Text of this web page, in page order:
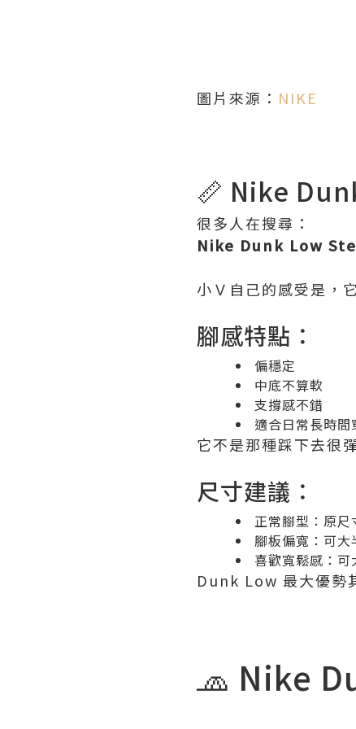
圖片來源： NIKE
📏 Nike
很多人在搜尋：
Nike Dunk Low
小Ｖ自己的感受是，
腳感特點：
偏穩定
中底不算軟
支撐感不錯
適合日常長時間
它不是那種踩下去很
尺寸建議：
正常腳型：原尺
腳板偏寬：可大
喜歡寬鬆感：可
Dunk Low 最大優勢
🧢 Nike